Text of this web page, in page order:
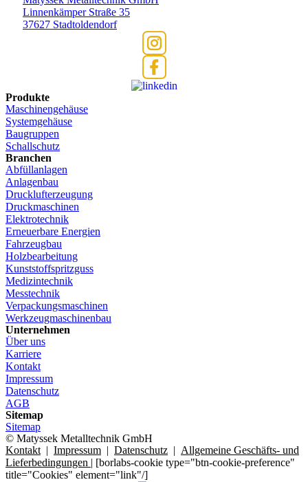
Linnenkämper Straße 35
37627 Stadtoldendorf
Produkte
Maschinengehäuse
Systemgehäuse
Baugruppen
Schallschutz
Branchen
Abfüllanlagen
Anlagenbau
Drucklufterzeugung
Druckmaschinen
Elektrotechnik
Erneuerbare Energien
Fahrzeugbau
Holzbearbeitung
Kunststoffspritzguss
Medizintechnik
Messtechnik
Verpackungsmaschinen
Werkzeugmaschinenbau
Unternehmen
Über uns
Karriere
Kontakt
Impressum
Datenschutz
AGB
Sitemap
Sitemap
© Matyssek Metalltechnik GmbH
Kontakt | Impressum | Datenschutz | Allgemeine Geschäfts- und
Lieferbedingungen | [borlabs-cookie type="btn-cookie-preference"
title="Cookies" element="link"/]